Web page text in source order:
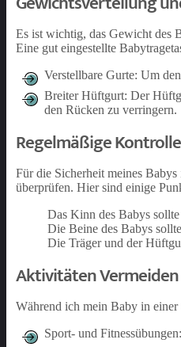
Es ist wichtig, das Gewicht des
Eine gut eingestellte
Verstellbare Gurte: Um
Breiter Hüftgurt: Der
den Rücken zu verringern.
Regelmäßige Kontrolle
Für die Sicherheit meines
überprüfen. Hier sind einige
Das Kinn des Babys
Die Beine des Babys
Die Träger und der
Aktivitäten Vermeiden
Während ich mein Baby in
Sport- und